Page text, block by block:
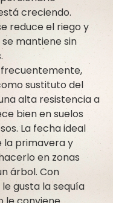
creciendo.
reduce el riego y
mantiene sin
frecuentemente,
sustituto del
alta resistencia a
bien en suelos
La fecha ideal
la primavera y
en zonas
árbol. Con
gusta la sequía